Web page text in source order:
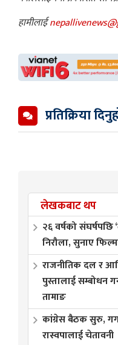
हामीलाई
प्रतिक्रिया
लेखकबाट थप
२६ वर्षको संघर्षपछि
निरौला, सुनाए
राजनीतिक दल र
पुस्तालाई सम्बोधन
तामाङ
कांग्रेस बैठक सुरु,
रास्वपालाई चेतावनी